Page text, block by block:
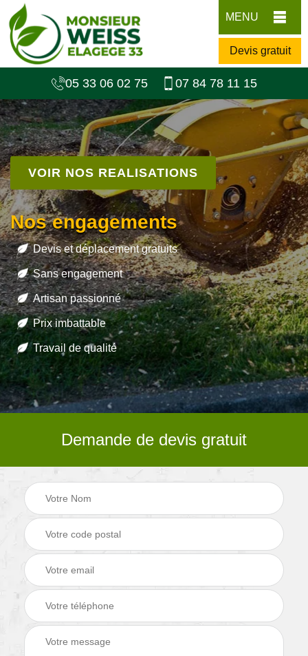
MENU
Devis gratuit
05 33 06 02 75 07 84 78 11 15
VOIR NOS REALISATIONS
Nos engagements
Devis et déplacement gratuits
Sans engagement
Artisan passionné
Prix imbattable
Travail de qualité
Demande de devis gratuit